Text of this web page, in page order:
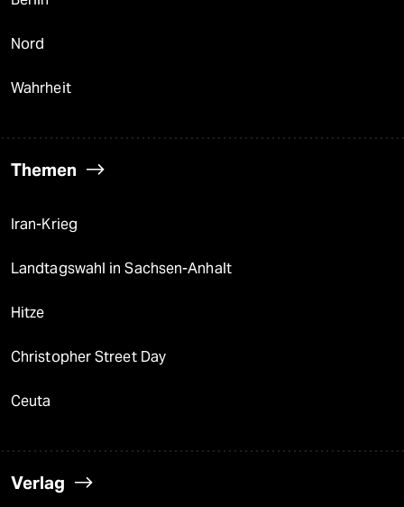
Nord
Wahrheit
Themen
Iran-Krieg
Landtagswahl in Sachsen-Anhalt
Hitze
Christopher Street Day
Ceuta
Verlag